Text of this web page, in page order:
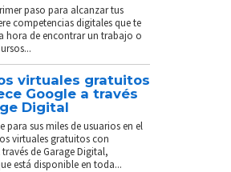
paso para alcanzar tus
competencias digitales que te
hora de encontrar un trabajo o
virtuales gratuitos
Google a través
Digital
para sus miles de usuarios en el
virtuales gratuitos con
de Garage Digital,
está disponible en toda...